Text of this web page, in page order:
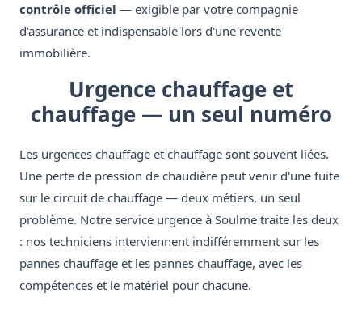
contrôle officiel — exigible par votre compagnie
d'assurance et indispensable lors d'une revente
immobilière.
Urgence chauffage et
chauffage — un seul numéro
Les urgences chauffage et chauffage sont souvent liées.
Une perte de pression de chaudière peut venir d'une fuite
sur le circuit de chauffage — deux métiers, un seul
problème. Notre service urgence à Soulme traite les deux
: nos techniciens interviennent indifféremment sur les
pannes chauffage et les pannes chauffage, avec les
compétences et le matériel pour chacune.